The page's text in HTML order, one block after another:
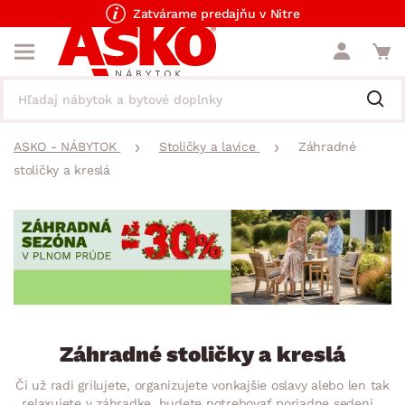
Zatvárame predajňu v Nitre
ASKO - NÁBYTOK Stoličky a lavice
Záhradné
stoličky a kreslá
Záhradné stoličky a kreslá
Či už radi grilujete, organizujete vonkajšie oslavy alebo len tak